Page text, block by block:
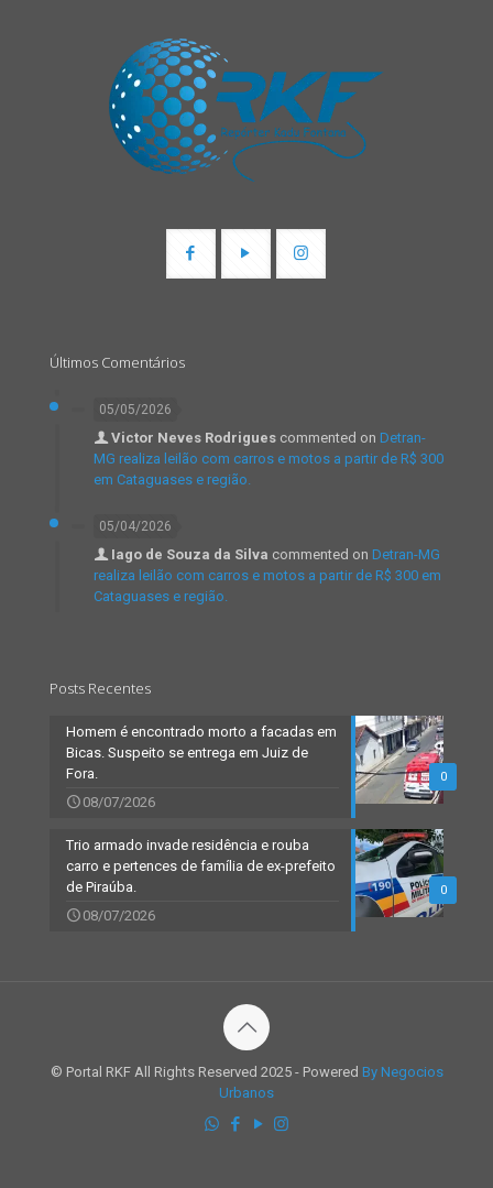
Últimos Comentários
05/05/2026
Victor Neves Rodrigues commented on Detran-
MG realiza leilão com carros e motos a partir de R$ 300
em Cataguases e região.
05/04/2026
Iago de Souza da Silva commented on Detran-MG
realiza leilão com carros e motos a partir de R$ 300 em
Cataguases e região.
Posts Recentes
0
Homem é encontrado morto a facadas em
Bicas. Suspeito se entrega em Juiz de
Fora.
08/07/2026
0
Trio armado invade residência e rouba
carro e pertences de família de ex-prefeito
de Piraúba.
08/07/2026
© Portal RKF All Rights Reserved 2025 - Powered By Negocios
Urbanos